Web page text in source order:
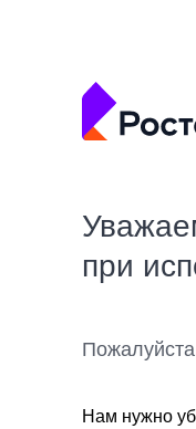
при
Нам нужно